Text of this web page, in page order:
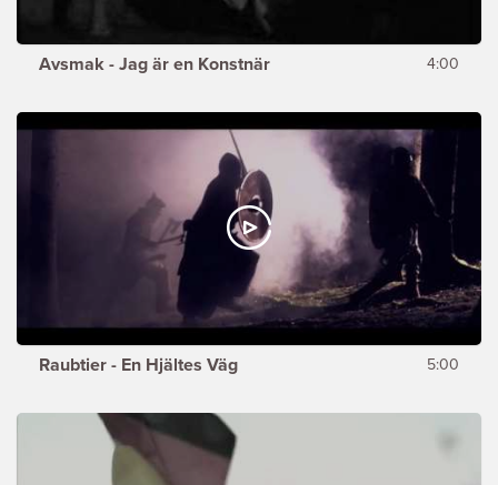
Avsmak - Jag är en Konstnär 4:00
Raubtier - En Hjältes Väg 5:00